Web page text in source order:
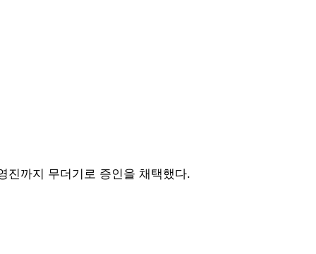
진까지 무더기로 증인을 채택했다.